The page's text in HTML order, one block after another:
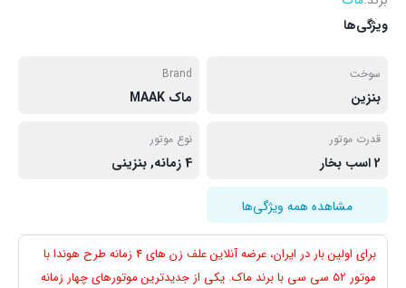
ویژگی‌ها
سوخت
بنزین
Brand
ماک MAAK
قدرت موتور
2 اسب بخار
نوع موتور
4 زمانه, بنزینی
مشاهده همه ویژگی‌ها
برای اولین بار در ایران، عرضه آنلاین علف زن های 4 زمانه طرح هوندا با
موتور 52 سی سی با برند ماک. یکی از جدیدترین موتورهای چهار زمانه